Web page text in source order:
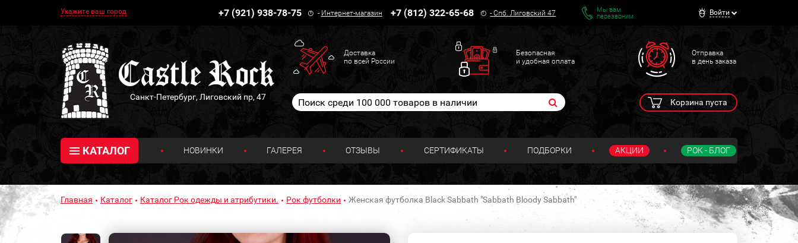
Укажите ваш город +7 (921) 938-78-75 - Интернет-магазин +7 (812) 322-65-68 -Спб. Лиговский 47
Мы вам
перезвоним
Войти
Санкт-Петербург, Лиговский пр, 47
Доставка
по всей России
Безопасная
и удобная оплата
Отправка
в день заказа
Корзина пуста
КАТАЛОГ НОВИНКИ ГАЛЕРЕЯ ОТЗЫВЫ СЕРТИФИКАТЫ ПОДБОРКИ АКЦИИ РОК - БЛОГ
Главная Каталог Каталог Рок одежды и атрибутики. Рок футболки Женская футболка Black Sabbath "Sabbath Bloody Sabbath"